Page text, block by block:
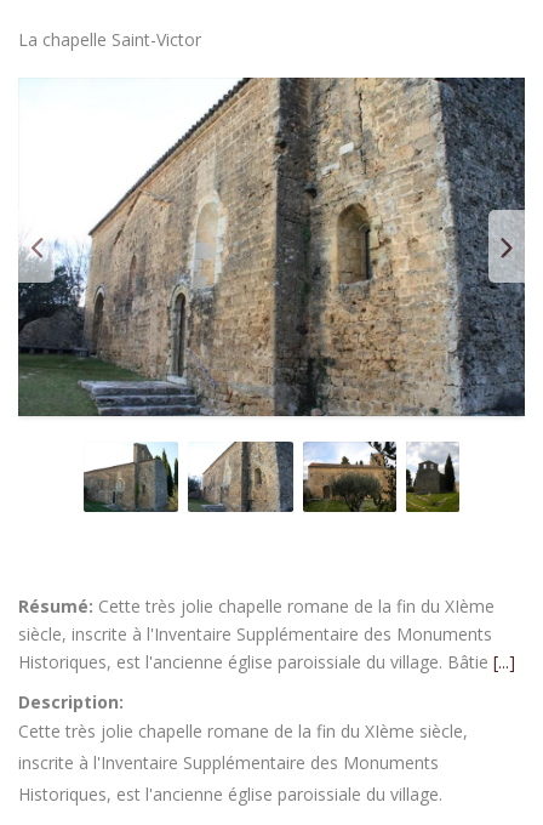
La chapelle Saint-Victor
Résumé: Cette très jolie chapelle romane de la fin du XIème
siècle, inscrite à l'Inventaire Supplémentaire des Monuments
Historiques, est l'ancienne église paroissiale du village. Bâtie [...]
Description:
Cette très jolie chapelle romane de la fin du XIème siècle,
inscrite à l'Inventaire Supplémentaire des Monuments
Historiques, est l'ancienne église paroissiale du village.